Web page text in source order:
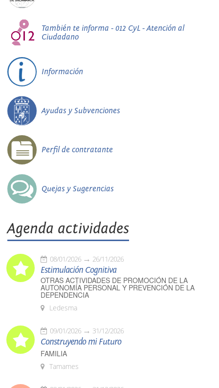
También te informa - 012 CyL - Atención al
Ciudadano
Información
Ayudas y Subvenciones
Perfil de contratante
Quejas y Sugerencias
Agenda actividades
08/01/2026 26/11/2026
Estimulación Cognitiva
OTRAS ACTIVIDADES DE PROMOCIÓN DE LA
AUTONOMÍA PERSONAL Y PREVENCIÓN DE LA
DEPENDENCIA
Ledesma
09/01/2026 31/12/2026
Construyendo mi Futuro
FAMILIA
Tamames